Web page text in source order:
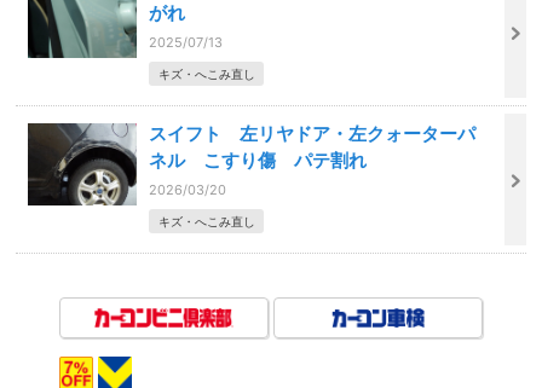
がれ
2025/07/13
キズ・へこみ直し
スイフト 左リヤドア・左クォーターパ
ネル こすり傷 パテ割れ
2026/03/20
キズ・へこみ直し